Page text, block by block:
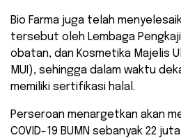
Bio Farma juga telah
tersebut oleh Lembaga
obatan, dan Kosmetika Majelis
MUI), sehingga dalam waktu
memiliki sertifikasi halal.
Perseroan menargetkan akan
COVID-19 BUMN sebanyak 22